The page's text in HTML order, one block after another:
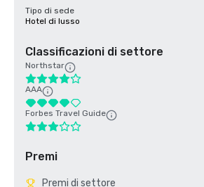
Tipo di sede
Hotel di lusso
Classificazioni di settore
Northstar
AAA
Forbes Travel Guide
Premi
Premi di settore